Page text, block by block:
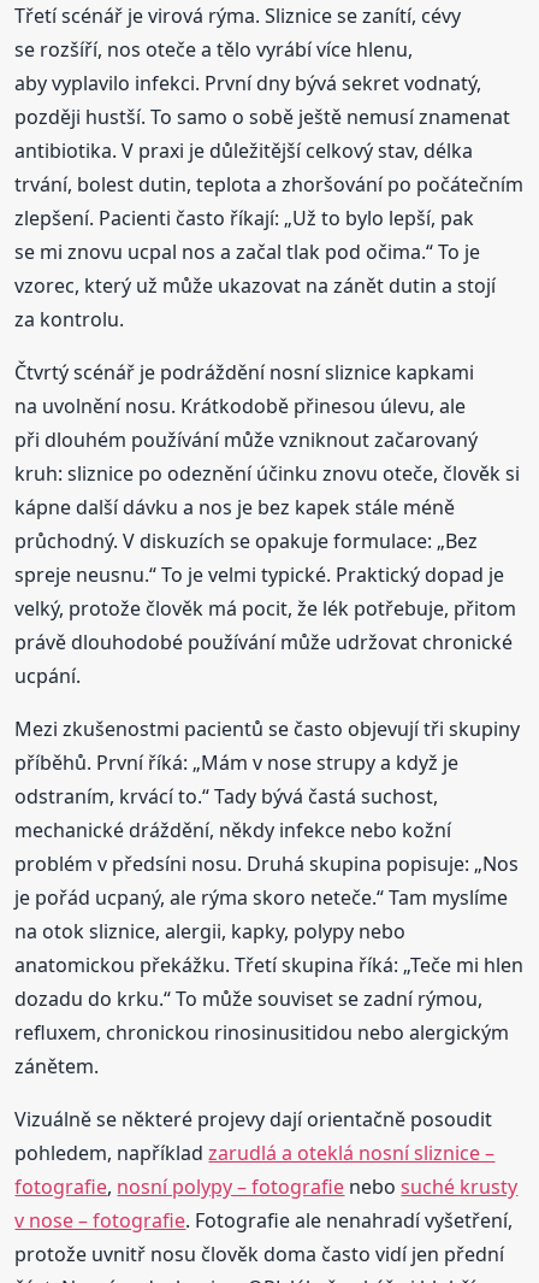
Třetí scénář je virová rýma. Sliznice se zanítí, cévy
se rozšíří, nos oteče a tělo vyrábí více hlenu,
aby vyplavilo infekci. První dny bývá sekret vodnatý,
později hustší. To samo o sobě ještě nemusí znamenat
antibiotika. V praxi je důležitější celkový stav, délka
trvání, bolest dutin, teplota a zhoršování po počátečním
zlepšení. Pacienti často říkají: „Už to bylo lepší, pak
se mi znovu ucpal nos a začal tlak pod očima.“ To je
vzorec, který už může ukazovat na zánět dutin a stojí
za kontrolu.
Čtvrtý scénář je podráždění nosní sliznice kapkami
na uvolnění nosu. Krátkodobě přinesou úlevu, ale
při dlouhém používání může vzniknout začarovaný
kruh: sliznice po odeznění účinku znovu oteče, člověk si
kápne další dávku a nos je bez kapek stále méně
průchodný. V diskuzích se opakuje formulace: „Bez
spreje neusnu.“ To je velmi typické. Praktický dopad je
velký, protože člověk má pocit, že lék potřebuje, přitom
právě dlouhodobé používání může udržovat chronické
ucpání.
Mezi zkušenostmi pacientů se často objevují tři skupiny
příběhů. První říká: „Mám v nose strupy a když je
odstraním, krvácí to.“ Tady bývá častá suchost,
mechanické dráždění, někdy infekce nebo kožní
problém v předsíni nosu. Druhá skupina popisuje: „Nos
je pořád ucpaný, ale rýma skoro neteče.“ Tam myslíme
na otok sliznice, alergii, kapky, polypy nebo
anatomickou překážku. Třetí skupina říká: „Teče mi hlen
dozadu do krku.“ To může souviset se zadní rýmou,
refluxem, chronickou rinosinusitidou nebo alergickým
zánětem.
Vizuálně se některé projevy dají orientačně posoudit
pohledem, napříkladzarudlá a oteklá nosní sliznice –
fotografie, nosní polypy – fotografie nebosuché krusty
v nose – fotografie. Fotografie ale nenahradí vyšetření,
protože uvnitř nosu člověk doma často vidí jen přední